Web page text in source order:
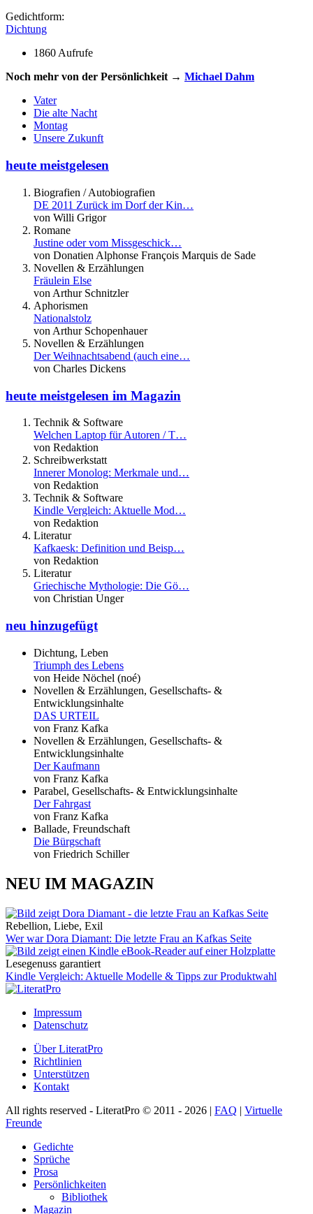
Gedichtform:
Dichtung
1860 Aufrufe
Noch mehr von der Persönlichkeit → Michael Dahm
Vater
Die alte Nacht
Montag
Unsere Zukunft
heute meistgelesen
Biografien / Autobiografien
DE 2011 Zurück im Dorf der Kin…
von Willi Grigor
Romane
Justine oder vom Missgeschick…
von Donatien Alphonse François Marquis de Sade
Novellen & Erzählungen
Fräulein Else
von Arthur Schnitzler
Aphorismen
Nationalstolz
von Arthur Schopenhauer
Novellen & Erzählungen
Der Weihnachtsabend (auch eine…
von Charles Dickens
heute meistgelesen im Magazin
Technik & Software
Welchen Laptop für Autoren / T…
von Redaktion
Schreibwerkstatt
Innerer Monolog: Merkmale und…
von Redaktion
Technik & Software
Kindle Vergleich: Aktuelle Mod…
von Redaktion
Literatur
Kafkaesk: Definition und Beisp…
von Redaktion
Literatur
Griechische Mythologie: Die Gö…
von Christian Unger
neu hinzugefügt
Dichtung, Leben
Triumph des Lebens
von Heide Nöchel (noé)
Novellen & Erzählungen, Gesellschafts- &
Entwicklungsinhalte
DAS URTEIL
von Franz Kafka
Novellen & Erzählungen, Gesellschafts- &
Entwicklungsinhalte
Der Kaufmann
von Franz Kafka
Parabel, Gesellschafts- & Entwicklungsinhalte
Der Fahrgast
von Franz Kafka
Ballade, Freundschaft
Die Bürgschaft
von Friedrich Schiller
NEU IM MAGAZIN
Rebellion, Liebe, Exil
Wer war Dora Diamant: Die letzte Frau an Kafkas Seite
Lesegenuss garantiert
Kindle Vergleich: Aktuelle Modelle & Tipps zur Produktwahl
Impressum
Datenschutz
Über LiteratPro
Richtlinien
Unterstützen
Kontakt
All rights reserved - LiteratPro © 2011 - 2026 | FAQ | Virtuelle
Freunde
Gedichte
Sprüche
Prosa
Persönlichkeiten
Bibliothek
Magazin